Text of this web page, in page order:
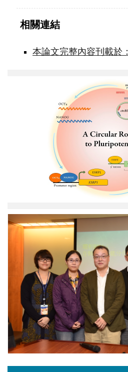
相關連結
本論文完整內容刊載於：
進
再
生
醫
術
圖
現
多
關
鍵：
形
RNA
可
望
推